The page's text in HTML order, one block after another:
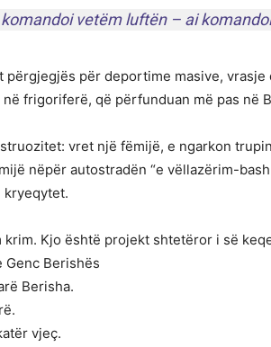
vetëm luftën – ai
për deportime masive, vrasje
frigoriferë, që përfunduan më pas në
vret një fëmijë, e ngarkon
nëpër autostradën “e vëllazërim-
kryeqytet.
krim. Kjo është projekt shtetëror i së
Berishës
Berisha.
vjeç.